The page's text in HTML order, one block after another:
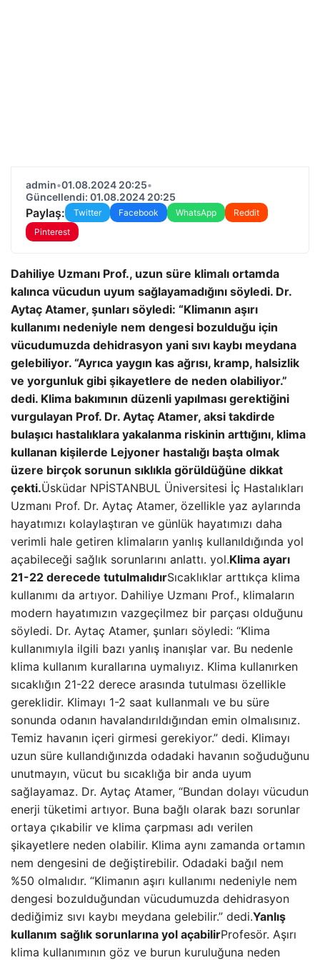
admin•01.08.2024 20:25•
Güncellendi: 01.08.2024 20:25
Paylaş: Twitter Facebook WhatsApp
Reddit
Pinterest
Dahiliye Uzmanı Prof., uzun süre klimalı ortamda
kalınca vücudun uyum sağlayamadığını söyledi. Dr.
Aytaç Atamer, şunları söyledi: “Klimanın aşırı
kullanımı nedeniyle nem dengesi bozulduğu için
vücudumuzda dehidrasyon yani sıvı kaybı meydana
gelebiliyor. “Ayrıca yaygın kas ağrısı, kramp, halsizlik
ve yorgunluk gibi şikayetlere de neden olabiliyor.”
dedi. Klima bakımının düzenli yapılması gerektiğini
vurgulayan Prof. Dr. Aytaç Atamer, aksi takdirde
bulaşıcı hastalıklara yakalanma riskinin arttığını, klima
kullanan kişilerde Lejyoner hastalığı başta olmak
üzere birçok sorunun sıklıkla görüldüğüne dikkat
çekti.Üsküdar NPİSTANBUL Üniversitesi İç Hastalıkları
Uzmanı Prof. Dr. Aytaç Atamer, özellikle yaz aylarında
hayatımızı kolaylaştıran ve günlük hayatımızı daha
verimli hale getiren klimaların yanlış kullanıldığında yol
açabileceği sağlık sorunlarını anlattı. yol.Klima ayarı
21-22 derecede tutulmalıdırSıcaklıklar arttıkça klima
kullanımı da artıyor. Dahiliye Uzmanı Prof., klimaların
modern hayatımızın vazgeçilmez bir parçası olduğunu
söyledi. Dr. Aytaç Atamer, şunları söyledi: “Klima
kullanımıyla ilgili bazı yanlış inanışlar var. Bu nedenle
klima kullanım kurallarına uymalıyız. Klima kullanırken
sıcaklığın 21-22 derece arasında tutulması özellikle
gereklidir. Klimayı 1-2 saat kullanmalı ve bu süre
sonunda odanın havalandırıldığından emin olmalısınız.
Temiz havanın içeri girmesi gerekiyor.” dedi. Klimayı
uzun süre kullandığınızda odadaki havanın soğuduğunu
unutmayın, vücut bu sıcaklığa bir anda uyum
sağlayamaz. Dr. Aytaç Atamer, “Bundan dolayı vücudun
enerji tüketimi artıyor. Buna bağlı olarak bazı sorunlar
ortaya çıkabilir ve klima çarpması adı verilen
şikayetlere neden olabilir. Klima aynı zamanda ortamın
nem dengesini de değiştirebilir. Odadaki bağıl nem
%50 olmalıdır. “Klimanın aşırı kullanımı nedeniyle nem
dengesi bozulduğundan vücudumuzda dehidrasyon
dediğimiz sıvı kaybı meydana gelebilir.” dedi.Yanlış
kullanım sağlık sorunlarına yol açabilirProfesör. Aşırı
klima kullanımının göz ve burun kuruluğuna neden